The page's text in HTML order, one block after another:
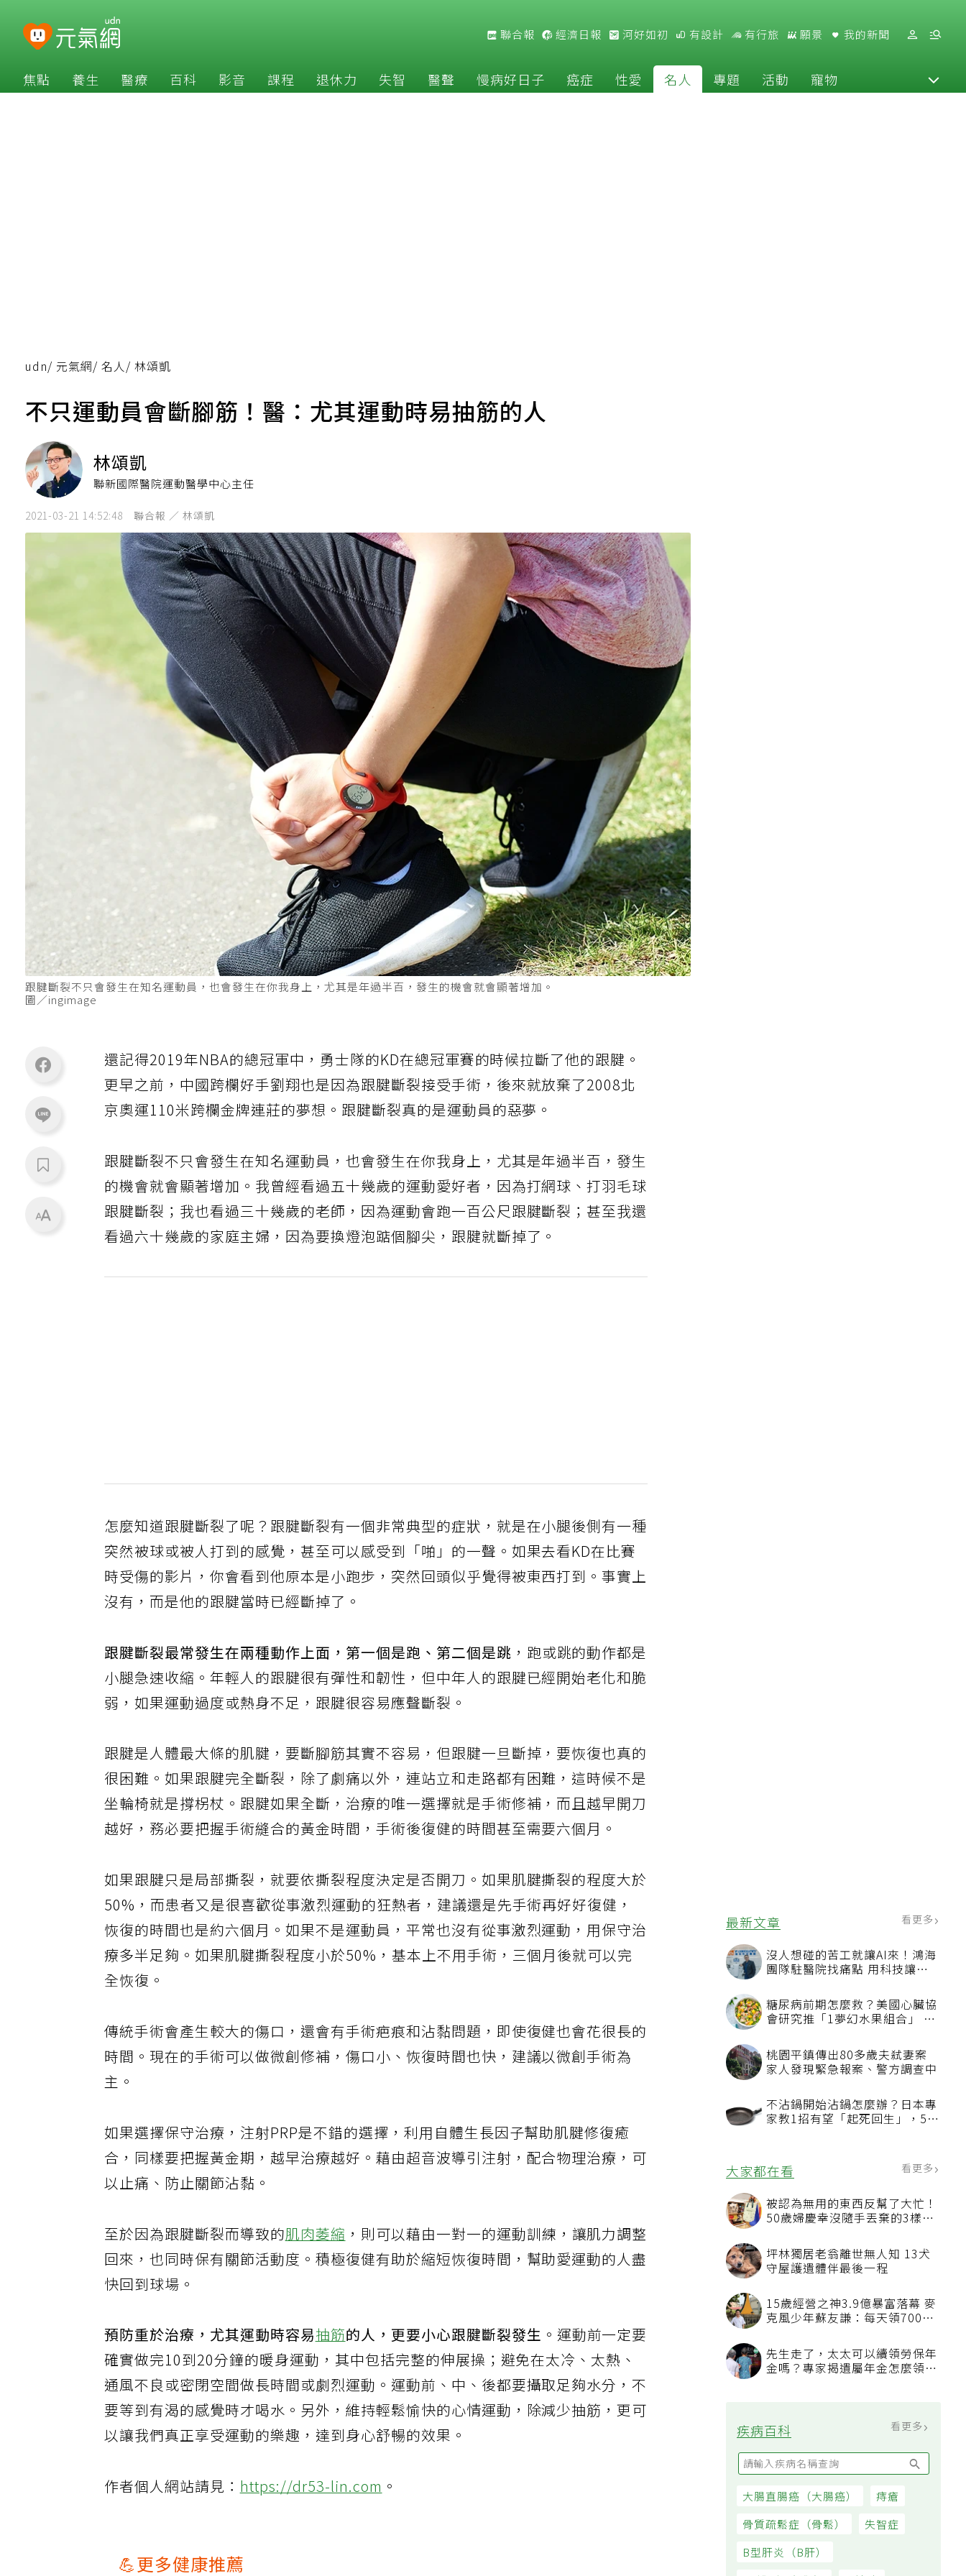
聯合報 經濟日報 河好如初 有設計 有行旅 願景 我的新聞
焦點 養生 醫療 百科 影音 課程 退休力 失智 醫聲 慢病好日子 癌症 性愛 名人 專題 活動 寵物
最新文章 看更多
沒人想碰的苦工就讓AI來！鴻海
團隊駐醫院找痛點 用科技讓醫
糖尿病前期怎麼救？美國心臟協
會研究推「1夢幻水果組合」 酪
桃園平鎮傳出80多歲夫弒妻案
家人發現緊急報案、警方調查中
不沾鍋開始沾鍋怎麼辦？日本專
家教1招有望「起死回生」，5情
大家都在看
被認為無用的東西反幫了大忙！
50歲婦慶幸沒隨手丟棄的3樣物
坪林獨居老翁離世無人知 13犬
守屋護遺體伴最後一程
15歲經營之神3.9億暴富落幕 麥
過日子
先生走了，太太可以續領勞保年
疾病百科
udn/ 元氣網/ 名人/ 林頌凱
不只運動員會斷腳筋！醫：尤其運動時易抽筋的人
林頌凱
聯新國際醫院運動醫學中心主任
2021-03-21 14:52:48 聯合報 ／ 林頌凱
跟腱斷裂不只會發生在知名運動員，也會發生在你我身上，尤其是年過半百，發生的機會就會顯著增加。
圖／ingimage
還記得2019年NBA的總冠軍中，勇士隊的KD在總冠軍賽的時候拉斷了他的跟腱。
更早之前，中國跨欄好手劉翔也是因為跟腱斷裂接受手術，後來就放棄了2008北
京奧運110米跨欄金牌連莊的夢想。跟腱斷裂真的是運動員的惡夢。
跟腱斷裂不只會發生在知名運動員，也會發生在你我身上，尤其是年過半百，發生
的機會就會顯著增加。我曾經看過五十幾歲的運動愛好者，因為打網球、打羽毛球
跟腱斷裂；我也看過三十幾歲的老師，因為運動會跑一百公尺跟腱斷裂；甚至我還
看過六十幾歲的家庭主婦，因為要換燈泡踮個腳尖，跟腱就斷掉了。
怎麼知道跟腱斷裂了呢？跟腱斷裂有一個非常典型的症狀，就是在小腿後側有一種
突然被球或被人打到的感覺，甚至可以感受到「啪」的一聲。如果去看KD在比賽
時受傷的影片，你會看到他原本是小跑步，突然回頭似乎覺得被東西打到。事實上
沒有，而是他的跟腱當時已經斷掉了。
跟腱斷裂最常發生在兩種動作上面，第一個是跑、第二個是跳 ，跑或跳的動作都是
小腿急速收縮。年輕人的跟腱很有彈性和韌性，但中年人的跟腱已經開始老化和脆
弱，如果運動過度或熱身不足，跟腱很容易應聲斷裂。
跟腱是人體最大條的肌腱，要斷腳筋其實不容易，但跟腱一旦斷掉，要恢復也真的
很困難。如果跟腱完全斷裂，除了劇痛以外，連站立和走路都有困難，這時候不是
坐輪椅就是撐柺杖。跟腱如果全斷，治療的唯一選擇就是手術修補，而且越早開刀
越好，務必要把握手術縫合的黃金時間，手術後復健的時間甚至需要六個月。
如果跟腱只是局部撕裂，就要依撕裂程度決定是否開刀。如果肌腱撕裂的程度大於
50%，而患者又是很喜歡從事激烈運動的狂熱者，建議還是先手術再好好復健，
恢復的時間也是約六個月。如果不是運動員，平常也沒有從事激烈運動，用保守治
療多半足夠。如果肌腱撕裂程度小於50%，基本上不用手術，三個月後就可以完
全恢復。
傳統手術會產生較大的傷口，還會有手術疤痕和沾黏問題，即使復健也會花很長的
時間。現在的手術可以做微創修補，傷口小、恢復時間也快，建議以微創手術為
主。
如果選擇保守治療，注射PRP是不錯的選擇，利用自體生長因子幫助肌腱修復癒
合，同樣要把握黃金期，越早治療越好。藉由超音波導引注射，配合物理治療，可
以止痛、防止關節沾黏。
至於因為跟腱斷裂而導致的肌肉萎縮 ，則可以藉由一對一的運動訓練，讓肌力調整
回來，也同時保有關節活動度。積極復健有助於縮短恢復時間，幫助愛運動的人盡
快回到球場。
預防重於治療，尤其運動時容易抽筋的人，更要小心跟腱斷裂發生 。運動前一定要
確實做完10到20分鐘的暖身運動，其中包括完整的伸展操；避免在太冷、太熱、
通風不良或密閉空間做長時間或劇烈運動。運動前、中、後都要攝取足夠水分，不
要等到有渴的感覺時才喝水。另外，維持輕鬆愉快的心情運動，除減少抽筋，更可
以讓我們真正享受運動的樂趣，達到身心舒暢的效果。
作者個人網站請見：https://dr53-lin.com